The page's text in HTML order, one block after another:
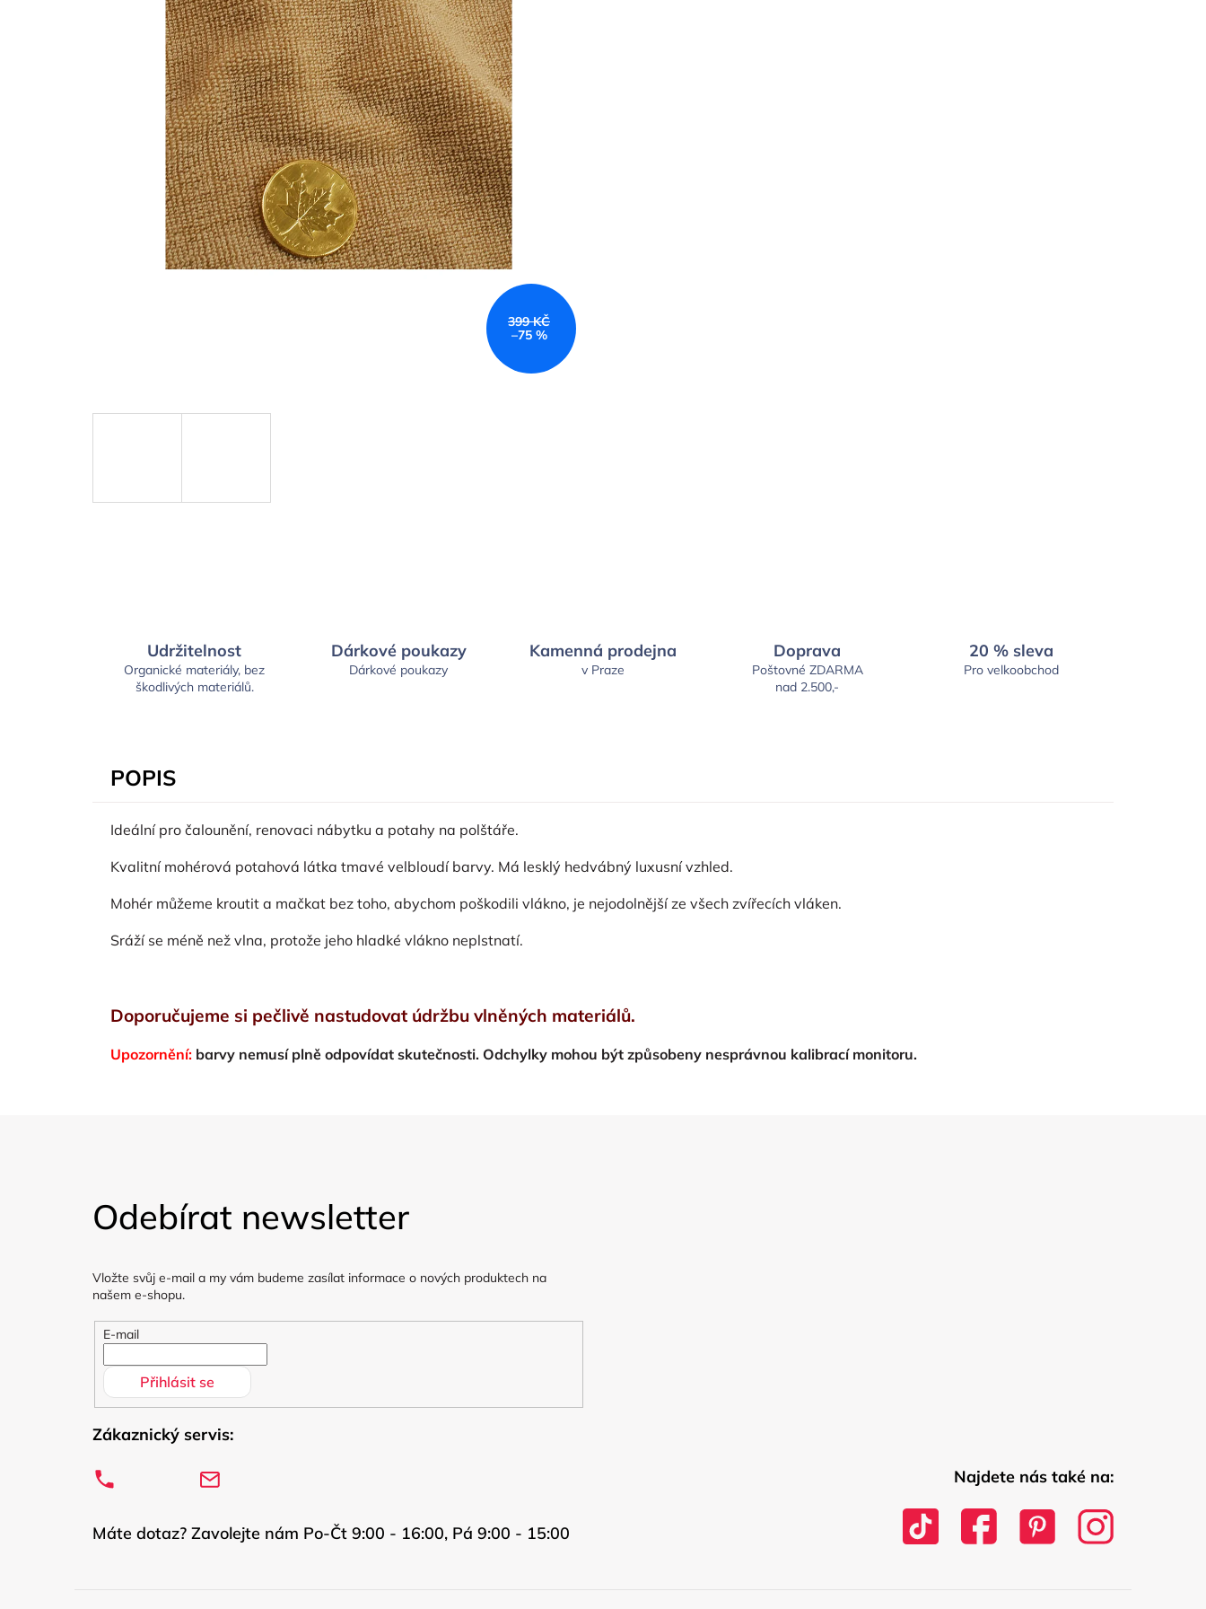
399 KČ
–75 %
Udržitelnost
Organické materiály, bez
škodlivých materiálů.
Dárkové poukazy
Dárkové poukazy
Kamenná prodejna
v Praze
Doprava
Poštovné ZDARMA
nad 2.500,-
20 % sleva
Pro velkoobchod
POPIS
Ideální pro čalounění, renovaci nábytku a potahy na polštáře.
Kvalitní mohérová potahová látka tmavé velbloudí barvy. Má lesklý hedvábný luxusní vzhled.
Mohér můžeme kroutit a mačkat bez toho, abychom poškodili vlákno, je nejodolnější ze všech zvířecích vláken.
Sráží se méně než vlna, protože jeho hladké vlákno neplstnatí.
Doporučujeme si pečlivě nastudovat údržbu vlněných materiálů.
Upozornění: barvy nemusí plně odpovídat skutečnosti. Odchylky mohou být způsobeny nesprávnou kalibrací monitoru.
Odebírat newsletter
Vložte svůj e-mail a my vám budeme zasílat informace o nových produktech na
našem e-shopu.
E-mail
Přihlásit se
Zákaznický servis:
Máte dotaz? Zavolejte nám Po-Čt 9:00 - 16:00, Pá 9:00 - 15:00
Najdete nás také na: